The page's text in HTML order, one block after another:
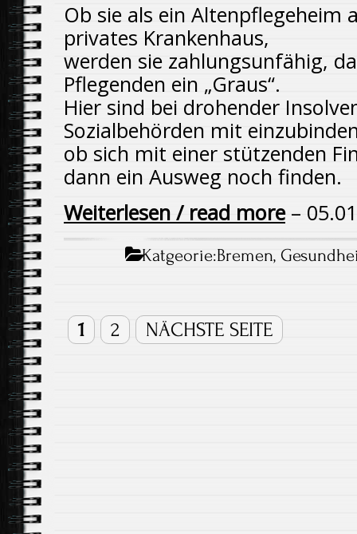
Ob sie als ein Altenpflegeheim
privates Krankenhaus,
werden sie zahlungsunfähig,
Pflegenden ein „Graus“.
Hier sind bei drohender
Sozialbehörden mit
ob sich mit einer stützenden
dann ein Ausweg noch finden.
Weiterlesen / read more–
Katgeorie:Bremen,
1 2 NÄCHSTE SEITE